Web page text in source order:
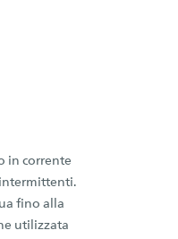
in corrente
fino alla
utilizzata